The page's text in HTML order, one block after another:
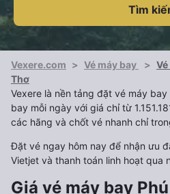
Tìm
Vexere.com > Vé máy bay >
Thơ
Vexere là nền tảng đặt vé máy
bay mỗi ngày với giá chỉ từ
các hãng và chốt vé nhanh chỉ
Đặt vé ngay hôm nay để nhận ưu
Vietjet và thanh toán linh hoạt qua
Giá vé máy bay